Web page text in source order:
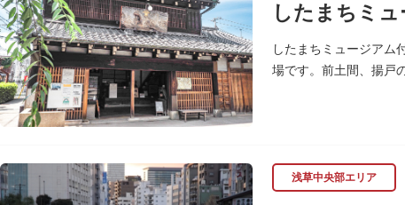
したまちミュ
したまちミュージアム
場です。前土間、揚戸
浅草中央部エリア